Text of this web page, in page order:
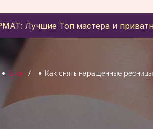
Блог Как снять наращенные
Лучшие Топ мастера и